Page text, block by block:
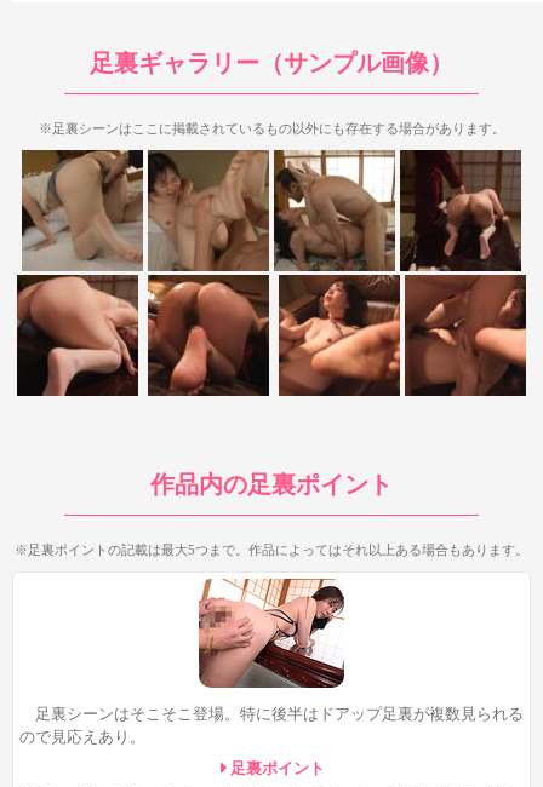
半のエッチシーンでは生足裏が、中盤には少しだけ白スト足裏も
ススメです。
まず前半は四つん這いや屈曲位の足裏が登場。中でもある程度
見応えがあるのが四つん這いでマンコを弄られているシーンで、
両足の足裏、特に右足の足裏をやや近めで見られるのが特徴で
す。ただし、やや角度があり見え辛さもあるのが欠点です。
屈曲位の足裏も良いものが見られるかと思ったのですが、こち
らも角度があるのと、足裏がようやくしっかり見えるかと思った
らすぐに見えなくなったりと、ちょっと物足りなさがあります。
なので前半部分の足裏シーンはやや見応えは微妙な感じです。
中盤の1:03:30辺りでは、四つん這いのオモチャ責めの最中に両
足の足の白スト足裏が登場。迫力は大してありませんが、30秒弱
とある程度まとまった時間見ることができます。また、少し前の
シーンでもいくつか白スト足裏を見られるので、気になる方はち
ょっと前のシーンも要チェックです。
足裏ギャラリー（サンプル画像）
※足裏シーンはここに掲載されているもの以外にも存在する場合があります。
作品内の足裏ポイント
※足裏ポイントの記載は最大5つまで。作品によってはそれ以上ある場合もあります。
足裏シーンはそこそこ登場。特に後半はドアップ足裏が複数見られる
ので見応えあり。
足裏ポイント